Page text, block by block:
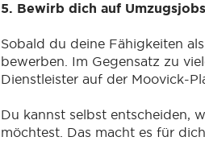
5. Bewirb dich auf Umzugsjobs
Sobald du deine Fähigkeiten
bewerben. Im Gegensatz zu
Dienstleister auf der Moovick-
Du kannst selbst entscheiden,
möchtest. Das macht es für